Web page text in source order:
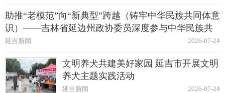
助推“老模范”向“新典型”跨越（铸牢中华民族共同体意
识）——吉林省延边州政协委员深度参与中华民族共
同体建设纪实
2026-07-24
延吉新闻
文明养犬共建美好家园 延吉市开展文明
养犬主题实践活动
2026-07-24
延吉新闻